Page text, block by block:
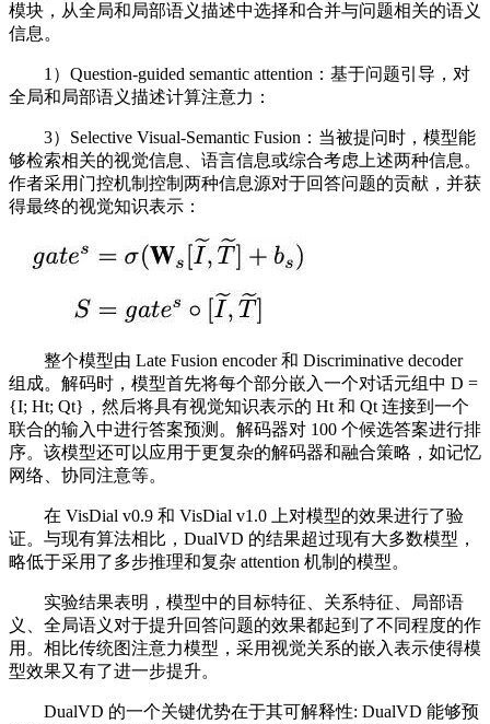
模块，从全局和局部语义描述中选择和合并与问题相关的语义
信息。
1）Question-guided semantic attention：基于问题引导，对
全局和局部语义描述计算注意力：
3）Selective Visual-Semantic Fusion：当被提问时，模型能
够检索相关的视觉信息、语言信息或综合考虑上述两种信息。
作者采用门控机制控制两种信息源对于回答问题的贡献，并获
得最终的视觉知识表示：
整个模型由 Late Fusion encoder 和 Discriminative decoder
组成。解码时，模型首先将每个部分嵌入一个对话元组中 D =
{I; Ht; Qt}，然后将具有视觉知识表示的 Ht 和 Qt 连接到一个
联合的输入中进行答案预测。解码器对 100 个候选答案进行排
序。该模型还可以应用于更复杂的解码器和融合策略，如记忆
网络、协同注意等。
在 VisDial v0.9 和 VisDial v1.0 上对模型的效果进行了验
证。与现有算法相比，DualVD 的结果超过现有大多数模型，
略低于采用了多步推理和复杂 attention 机制的模型。
实验结果表明，模型中的目标特征、关系特征、局部语
义、全局语义对于提升回答问题的效果都起到了不同程度的作
用。相比传统图注意力模型，采用视觉关系的嵌入表示使得模
型效果又有了进一步提升。
DualVD 的一个关键优势在于其可解释性: DualVD 能够预